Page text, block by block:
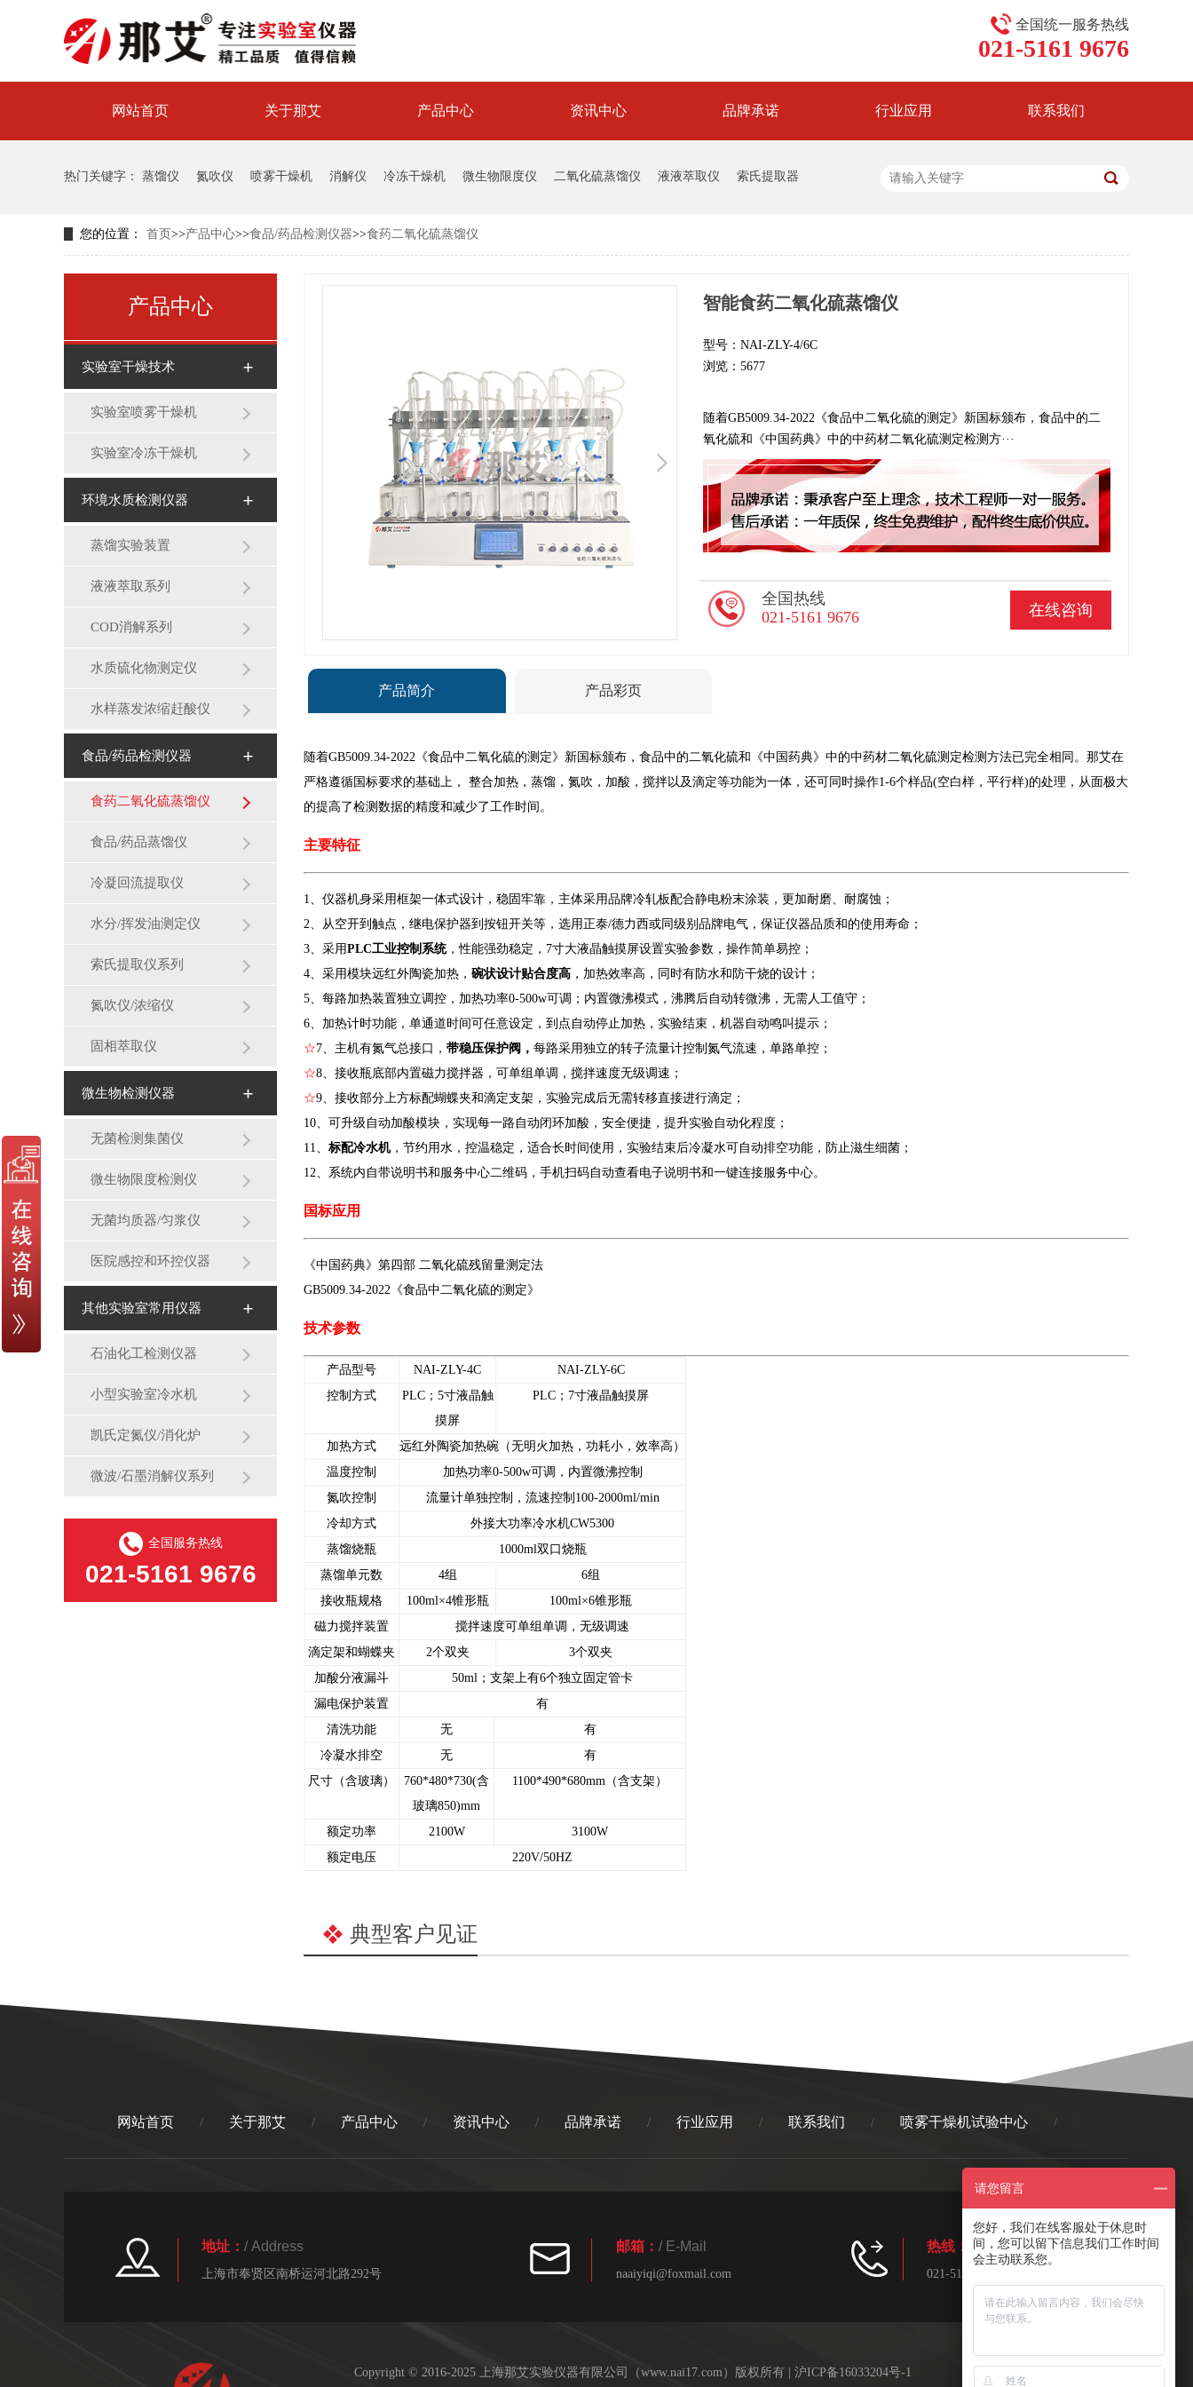
全国统一服务热线
021-5161 9676
网站首页 关于那艾 产品中心 资讯中心 品牌承诺 行业应用 联系我们
喷雾干燥机试验中心
热门关键字： 蒸馏仪 氮吹仪 喷雾干燥机 消解仪 冷冻干燥机 微生物限度仪 二氧化硫蒸馏仪 液液萃取仪 索氏提取器
您的位置： 首页 >>产品中心>>食品/药品检测仪器>>食药二氧化硫蒸馏仪
产品中心
实验室干燥技术
实验室喷雾干燥机
实验室冷冻干燥机
环境水质检测仪器
蒸馏实验装置
液液萃取系列
COD消解系列
水质硫化物测定仪
水样蒸发浓缩赶酸仪
食品/药品检测仪器
食药二氧化硫蒸馏仪
食品/药品蒸馏仪
冷凝回流提取仪
水分/挥发油测定仪
索氏提取仪系列
氮吹仪/浓缩仪
固相萃取仪
微生物检测仪器
无菌检测集菌仪
微生物限度检测仪
无菌均质器/匀浆仪
医院感控和环控仪器
其他实验室常用仪器
石油化工检测仪器
小型实验室冷水机
凯氏定氮仪/消化炉
微波/石墨消解仪系列
全国服务热线
021-5161 9676
智能食药二氧化硫蒸馏仪
型号：NAI-ZLY-4/6C
浏览：5677
随着GB5009.34-2022《食品中二氧化硫的测定》新国标颁布，食品中的二
氧化硫和《中国药典》中的中药材二氧化硫测定检测方···
在线咨询
全国热线
021-5161 9676
产品简介 产品彩页
随着GB5009.34-2022《食品中二氧化硫的测定》新国标颁布，食品中的二氧化硫和《中国药典》中的中药材二氧化硫测定检测方法已完全相同。那艾在
严格遵循国标要求的基础上， 整合加热，蒸馏，氮吹，加酸，搅拌以及滴定等功能为一体，还可同时操作1-6个样品(空白样，平行样)的处理，从面极大
的提高了检测数据的精度和减少了工作时间。
主要特征
1、仪器机身采用框架一体式设计，稳固牢靠，主体采用品牌冷轧板配合静电粉末涂装，更加耐磨、耐腐蚀；
2、从空开到触点，继电保护器到按钮开关等，选用正泰/德力西或同级别品牌电气，保证仪器品质和的使用寿命；
3、采用PLC工业控制系统，性能强劲稳定，7寸大液晶触摸屏设置实验参数，操作简单易控；
4、采用模块远红外陶瓷加热， 碗状设计贴合度高 ，加热效率高，同时有防水和防干烧的设计；
5、每路加热装置独立调控，加热功率0-500w可调；内置微沸模式，沸腾后自动转微沸，无需人工值守；
6、加热计时功能，单通道时间可任意设定，到点自动停止加热，实验结束，机器自动鸣叫提示；
☆7、 主机有氮气总接口， 带稳压保护阀， 每路采用独立的转子流量计控制氮气流速，单路单控；
☆8、接收瓶底部内置磁力搅拌器，可单组单调， 搅拌速度无级调速；
☆9、接收部分上方标配蝴蝶夹和滴定支架 ，实验完成后无需转移直接进行滴定；
10、可升级自动加酸模块，实现每一路自动闭环加酸，安全便捷，提升实验自动化程度；
11、 标配冷水机，节约用水，控温稳定，适合长时间使用，实验结束后冷凝水可自动排空功能，防止滋生细菌；
12、系统内自带说明书和服务中心二维码，手机扫码自动查看电子说明书和一键连接服务中心。
国标应用
《中国药典》第四部 二氧化硫残留量测定法
GB5009.34-2022《食品中二氧化硫的测定》
技术参数
产品型号 NAI-ZLY-4C
NAI-ZLY-6C
控制方式
PLC；5寸液晶触
摸屏
PLC；7寸液晶触摸屏
加热方式
远红外陶瓷加热碗（无明火加热，功耗小，效率高）
温度控制
加热功率0-500w可调，内置微沸控制
氮吹控制
流量计单独控制， 流速控制100-2000ml/min
冷却方式
外接大功率冷水机CW5300
蒸馏烧瓶
1000ml双口烧瓶
蒸馏单元数
4组
6组
接收瓶规格
100ml×4锥形瓶
100ml×6锥形瓶
磁力搅拌装置
搅拌速度可单组单调，无级调速
滴定架和蝴蝶夹
2个双夹
3个双夹
加酸分液漏斗
50ml；支架上有6个独立固定管卡
漏电保护装置
有
清洗功能
无
有
冷凝水排空
无
有
尺寸（含玻璃）
760*480*730(含
玻璃850)mm
1100*490*680mm（含支架）
额定功率 2100W
3100W
额定电压
220V/50HZ
典型客户见证
网站首页 / 关于那艾 / 产品中心 / 资讯中心 / 品牌承诺 / 行业应用 / 联系我们 / 喷雾干燥机试验中心 /
地址： / Address
上海市奉贤区南桥运河北路292号
邮箱： / E-Mail
naaiyiqi@foxmail.com
热线： / Phone
021-5161 9676
Copyright © 2016-2025 上海那艾实验仪器有限公司（www.nai17.com）版权所有 | 沪ICP备16033204号-1
请您留言
您好，我们在线客服处于休息时
间，您可以留下信息我们工作时间
会主动联系您。